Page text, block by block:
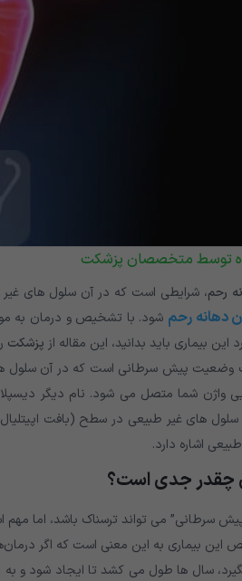
توسط متخصصان پزشکت
رحم، شرایطی است که در آن سلول های
دهانه رحم شود. با تشخیص و درمان به
این بیماری باید بدانید، این مقاله از پزشکت
وضعیت پیش سرطانی است که در آن سلول
های غیر طبیعی در سطح (بافت اپیتلیال)
اشاره دارد.
چقدر جدی است؟
سرطانی” می تواند ترسناک باشد، اما مهم
بیماری به این معنی است که اگر
سال ها طول می کشد تا ایجاد شود و به